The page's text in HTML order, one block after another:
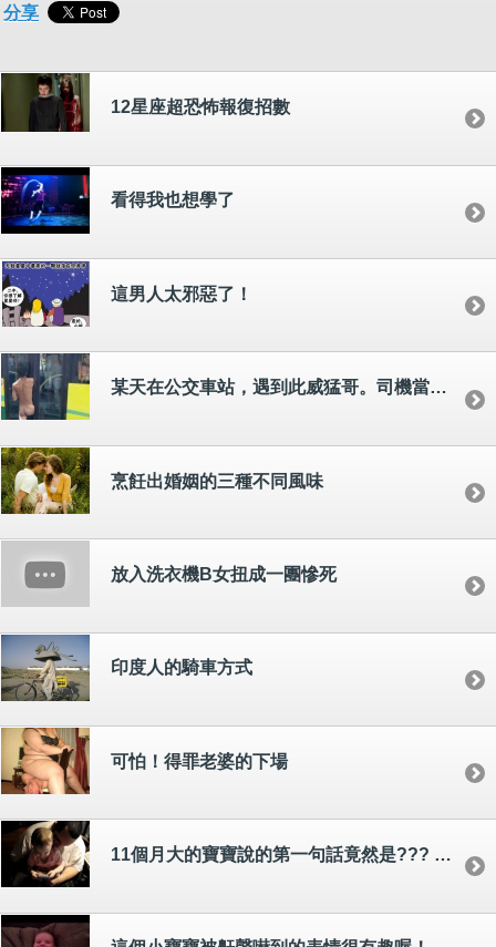
分享
12星座超恐怖報復招數
看得我也想學了
這男人太邪惡了！
某天在公交車站，遇到此威猛哥。司機當時做了一個非常艱難的決定：關門！
烹飪出婚姻的三種不同風味
放入洗衣機B女扭成一團慘死
印度人的騎車方式
可怕！得罪老婆的下場
11個月大的寶寶說的第一句話竟然是??? @____@"